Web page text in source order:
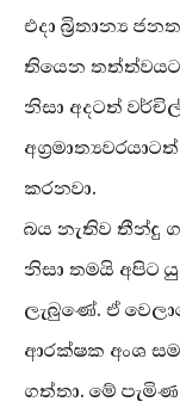
එදා බ්‍රිතාන්‍ය
තියෙන
නිසා අදටත්
කරනවා.
බය නැතිව තීන්දු
නිසා තමයි අපිට
ලැබුණේ. ඒ
ආරක්ෂක අංශ
ගත්තා. මේ